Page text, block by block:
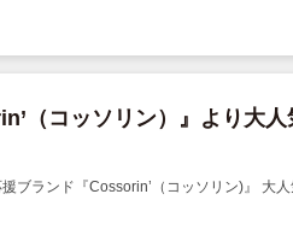
（コッソリン）』より大
ブランド『Cossorin’（コッソリン)』 大